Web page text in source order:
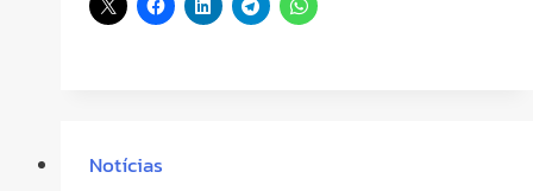
Notícias